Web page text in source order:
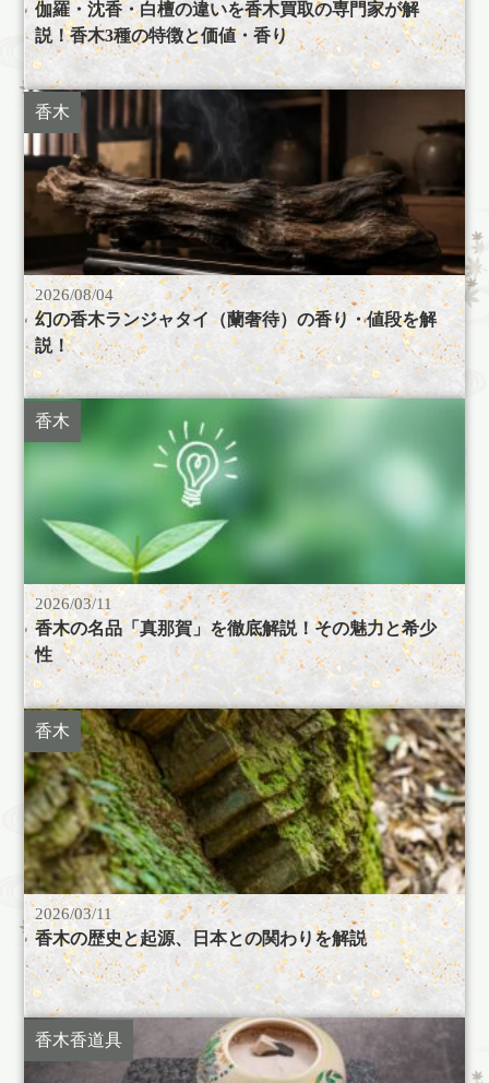
伽羅・沈香・白檀の違いを香木買取の専門家が解
説！香木3種の特徴と価値・香り
香木
2026/08/04
幻の香木ランジャタイ（蘭奢待）の香り・値段を解
説！
香木
2026/03/11
香木の名品「真那賀」を徹底解説！その魅力と希少
性
香木
2026/03/11
香木の歴史と起源、日本との関わりを解説
香木香道具